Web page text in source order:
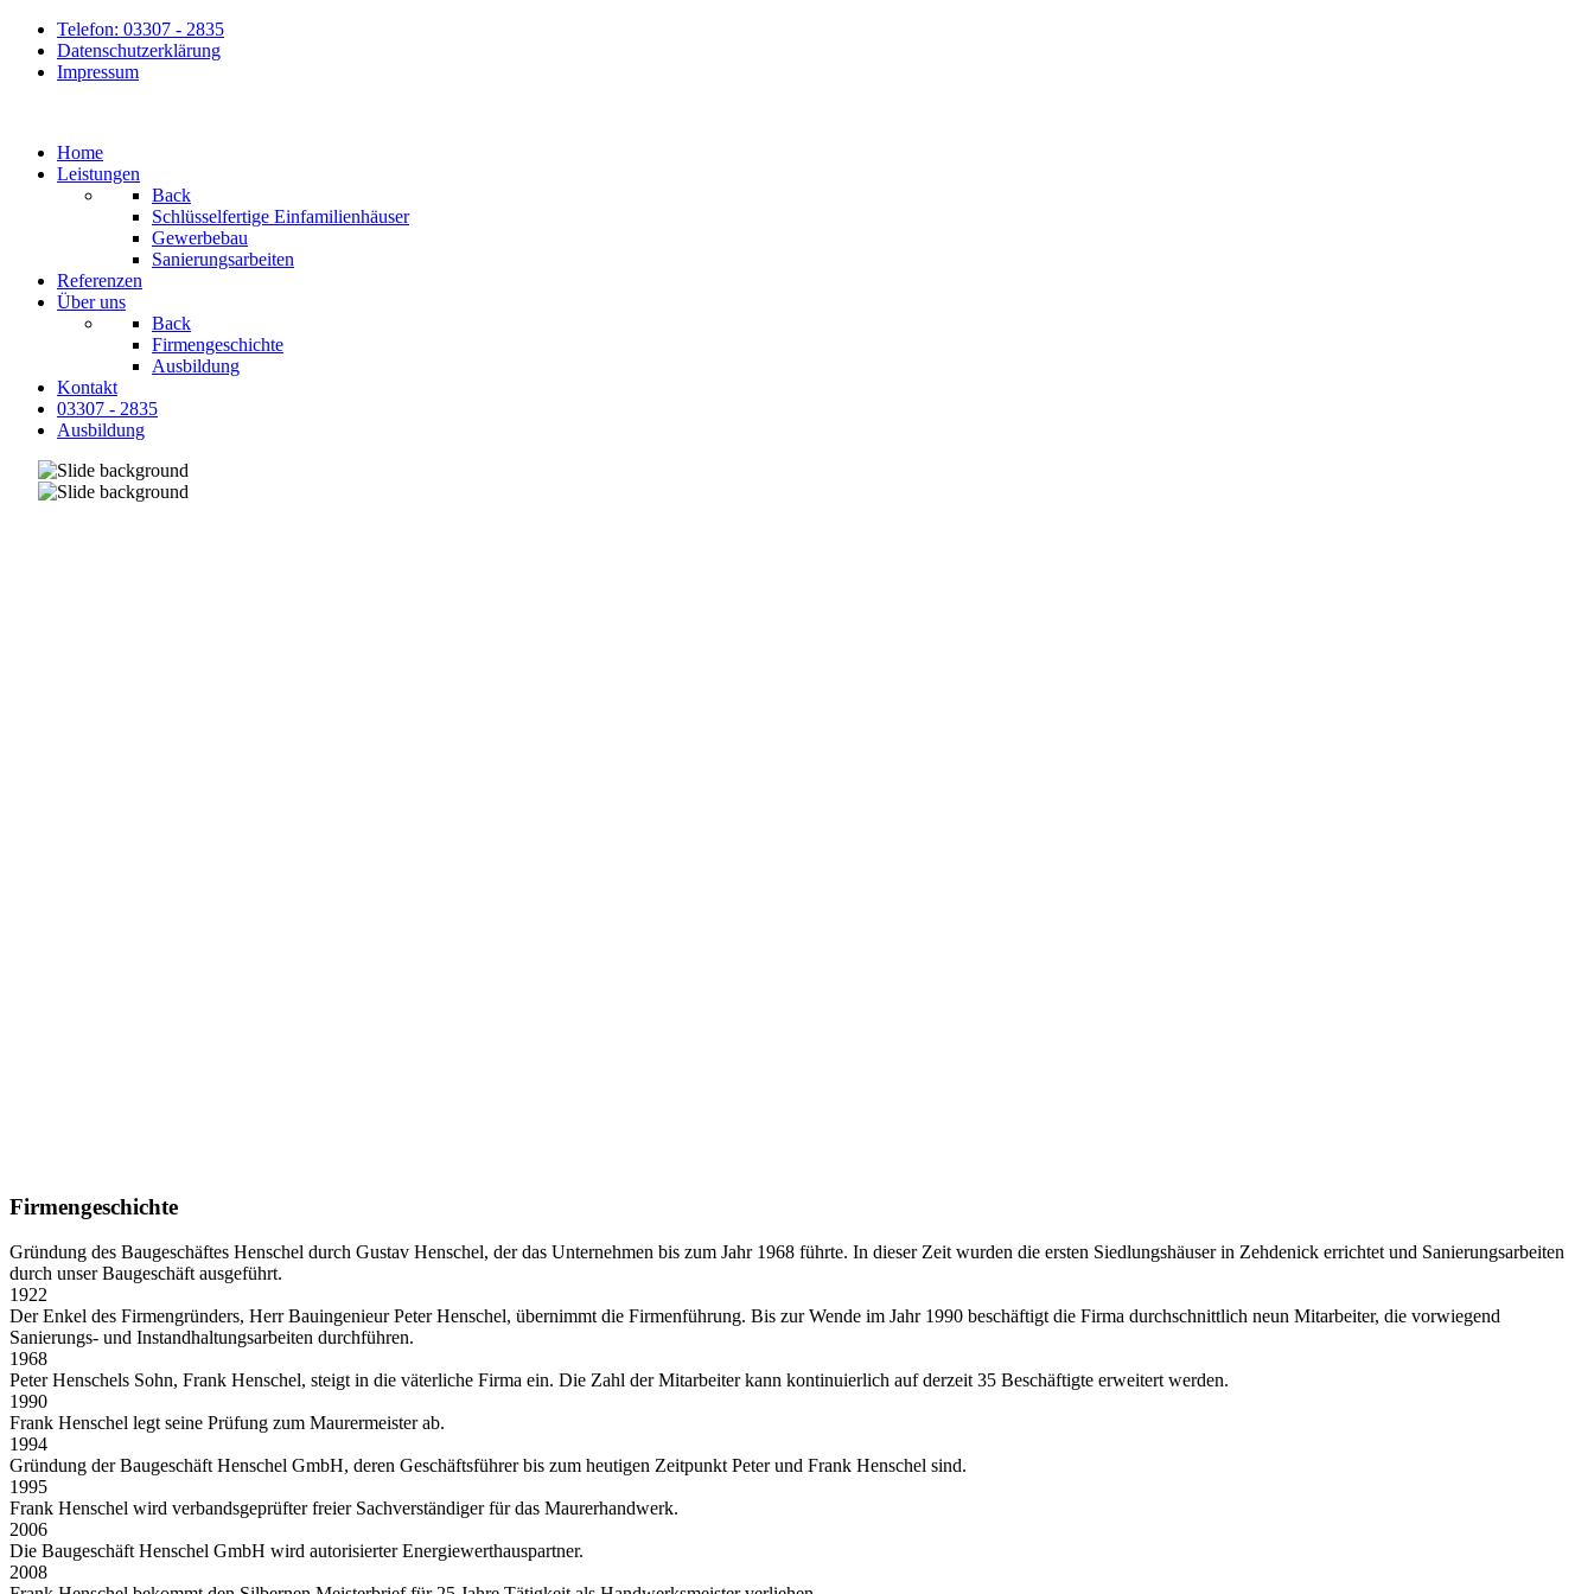
Telefon: 03307 - 2835
Datenschutzerklärung
Impressum
Home
Leistungen
Back
Schlüsselfertige Einfamilienhäuser
Gewerbebau
Sanierungsarbeiten
Referenzen
Über uns
Back
Firmengeschichte
Ausbildung
Kontakt
03307 - 2835
Ausbildung
Firmengeschichte
Gründung des Baugeschäftes Henschel durch Gustav Henschel, der das Unternehmen bis zum Jahr 1968 führte. In dieser Zeit wurden die ersten Siedlungshäuser in Zehdenick errichtet und Sanierungsarbeiten
durch unser Baugeschäft ausgeführt.
1922
Der Enkel des Firmengründers, Herr Bauingenieur Peter Henschel, übernimmt die Firmenführung. Bis zur Wende im Jahr 1990 beschäftigt die Firma durchschnittlich neun Mitarbeiter, die vorwiegend
Sanierungs- und Instandhaltungsarbeiten durchführen.
1968
Peter Henschels Sohn, Frank Henschel, steigt in die väterliche Firma ein. Die Zahl der Mitarbeiter kann kontinuierlich auf derzeit 35 Beschäftigte erweitert werden.
1990
Frank Henschel legt seine Prüfung zum Maurermeister ab.
1994
Gründung der Baugeschäft Henschel GmbH, deren Geschäftsführer bis zum heutigen Zeitpunkt Peter und Frank Henschel sind.
1995
Frank Henschel wird verbandsgeprüfter freier Sachverständiger für das Maurerhandwerk.
2006
Die Baugeschäft Henschel GmbH wird autorisierter Energiewerthauspartner.
2008